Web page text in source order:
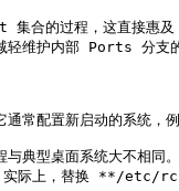
合的过程，这直接惠
轻维护内部 Ports 分支
常配置新启动的系统，
典型桌面系统大不相
际上，替换 **/etc/rc**